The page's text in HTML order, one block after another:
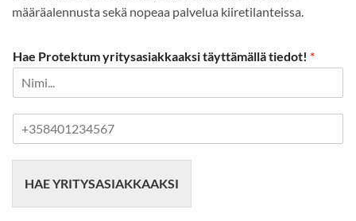
määräalennusta sekä nopeaa palvelua kiiretilanteissa.
Hae Protektum yritysasiakkaaksi täyttämällä tiedot! *
HAE YRITYSASIAKKAAKSI